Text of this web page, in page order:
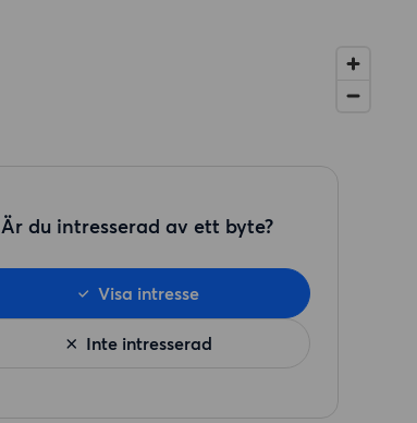
Är du intresserad av ett byte?
Inte intresserad
Visa intresse